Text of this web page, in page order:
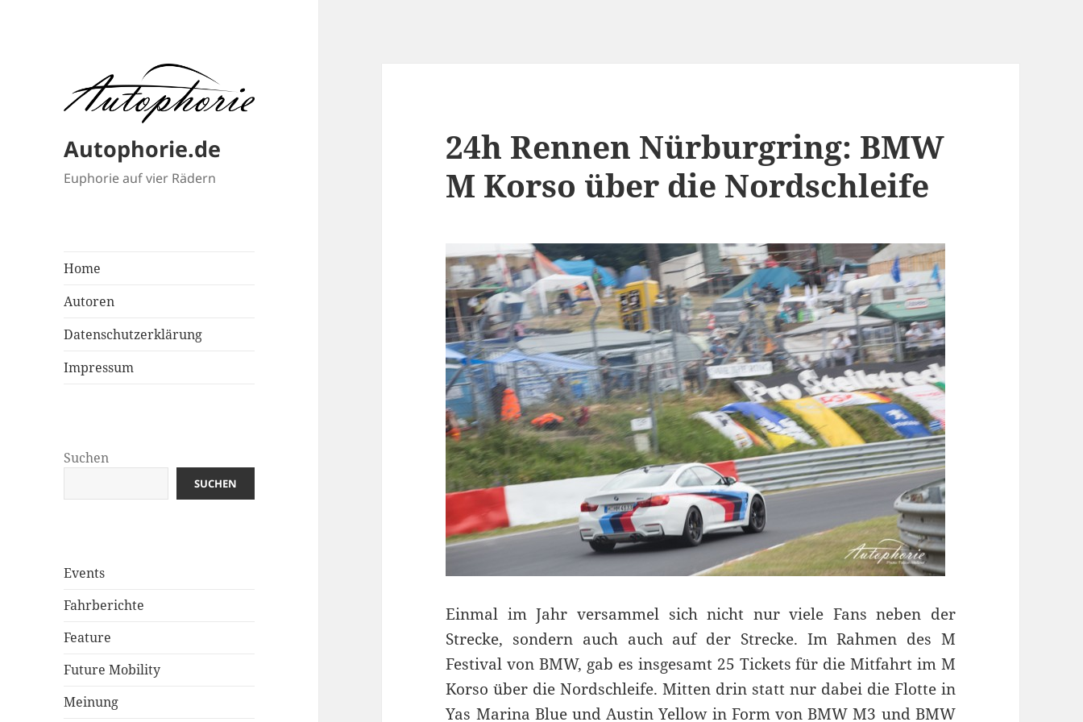
Autophorie.de
Euphorie auf vier Rädern
Home
Autoren
Datenschutzerklärung
Impressum
Suchen
SUCHEN
Events
Fahrberichte
Feature
Future Mobility
Meinung
24h Rennen Nürburgring: BMW
M Korso über die Nordschleife
Einmal im Jahr versammel sich nicht nur viele Fans neben der
Strecke, sondern auch auch auf der Strecke. Im Rahmen des M
Festival von BMW, gab es insgesamt 25 Tickets für die Mitfahrt im M
Korso über die Nordschleife. Mitten drin statt nur dabei die Flotte in
Yas Marina Blueund Austin Yellow in Form von BMW M3 und BMW